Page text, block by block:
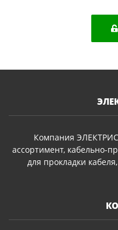
Компания
ассортимент, кабельно-
для прокладки